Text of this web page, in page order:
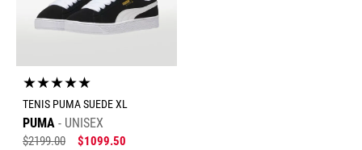
★★★★★
TENIS PUMA SUEDE XL
PUMA UNISEX
$2199.00 $1099.50